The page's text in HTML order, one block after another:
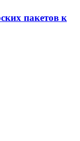
пакетов к